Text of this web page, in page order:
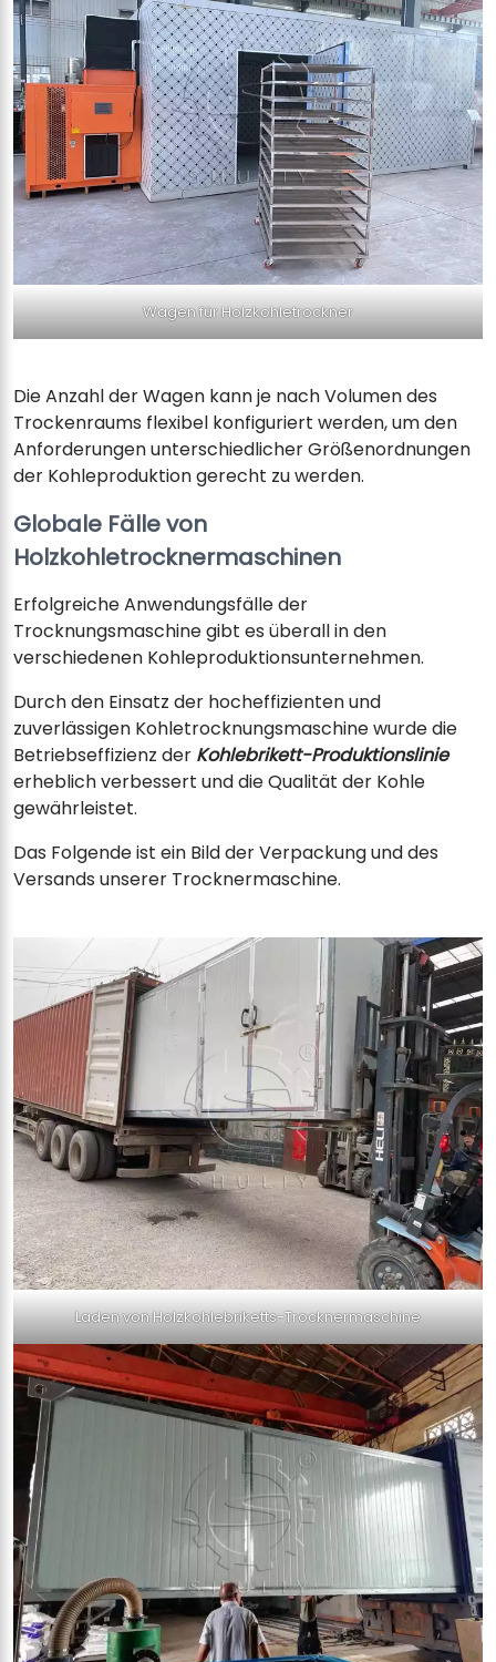
Wagen für Holzkohletrockner
Die Anzahl der Wagen kann je nach Volumen des
Trockenraums flexibel konfiguriert werden, um den
Anforderungen unterschiedlicher Größenordnungen
der Kohleproduktion gerecht zu werden.
Globale Fälle von
Holzkohletrocknermaschinen
Erfolgreiche Anwendungsfälle der
Trocknungsmaschine gibt es überall in den
verschiedenen Kohleproduktionsunternehmen.
Durch den Einsatz der hocheffizienten und
zuverlässigen Kohletrocknungsmaschine wurde die
Betriebseffizienz der Kohlebrikett-Produktionslinie
erheblich verbessert und die Qualität der Kohle
gewährleistet.
Das Folgende ist ein Bild der Verpackung und des
Versands unserer Trocknermaschine.
Laden von Holzkohlebriketts-Trocknermaschine